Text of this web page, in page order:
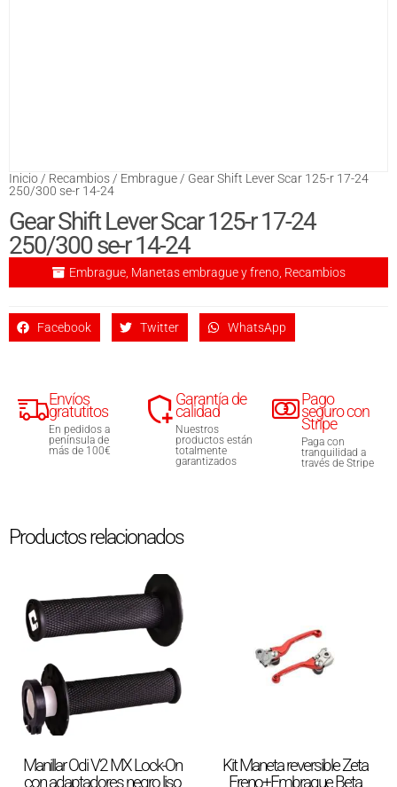
Inicio / Recambios / Embrague / Gear Shift Lever Scar 125-r 17-24
250/300 se-r 14-24
Gear Shift Lever Scar 125-r 17-24
250/300 se-r 14-24
Embrague, Manetas embrague y freno, Recambios
Facebook Twitter WhatsApp
Envíos
gratutitos
En pedidos a
península de
más de 100€
Garantía de
calidad
Nuestros
productos están
totalmente
garantizados
Pago
seguro con
Stripe
Paga con
tranquilidad a
través de Stripe
Productos relacionados
Manillar Odi V2 MX Lock-On
con adaptadores negro liso
Kit Maneta reversible Zeta
Freno+Embrague Beta